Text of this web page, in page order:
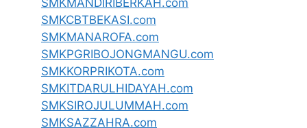
SMKCBTBEKASI.com
SMKMANAROFA.com
SMKPGRIBOJONGMANGU.com
SMKKORPRIKOTA.com
SMKITDARULHIDAYAH.com
SMKSIROJULUMMAH.com
SMKSAZZAHRA.com